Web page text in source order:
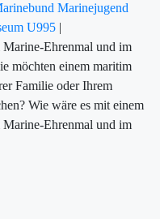
Marinejugend
U995 |
Ehrenmal und im
möchten einem maritim
Familie oder Ihrem
Wie wäre es mit einem
Ehrenmal und im